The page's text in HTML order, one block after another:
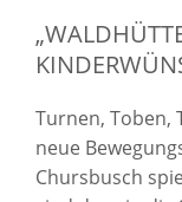
Turnen, Toben,
neue
Chursbusch